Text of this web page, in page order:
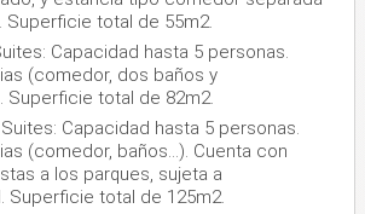
Superficie total de 55m2.
Capacidad hasta 5 personas.
(comedor, dos baños y
Superficie total de 82m2.
Capacidad hasta 5 personas.
(comedor, baños...). Cuenta con
a los parques, sujeta a
Superficie total de 125m2.